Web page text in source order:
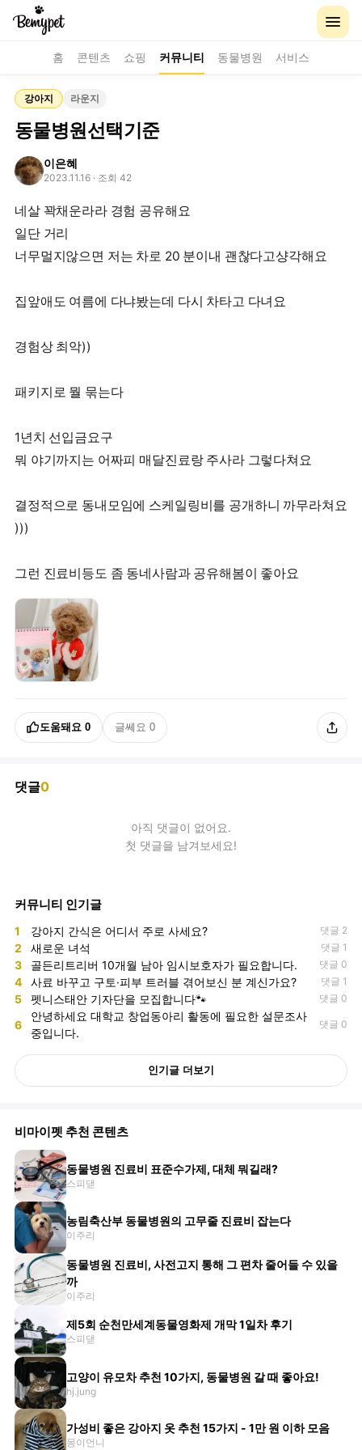
홈 콘텐츠 쇼핑 커뮤니티 동물병원 서비스
강아지 라운지
동물병원선택기준
이은혜
2023.11.16 · 조회 42
네살 꽉채운라라 경험 공유해요
일단 거리
너무멀지않으면 저는 차로 20 분이내 괜찮다고샹각해요
집앞애도 여름에 다냐봤는데 다시 차타고 다녀요
경험상 최악))
패키지로 뭘 묶는다
1년치 선입금요구
뭐 야기까지는 어짜피 매달진료랑 주사라 그렇다쳐요
결정적으로 동내모임에 스케일링비를 공개하니 까무라쳐요
)))
그런 진료비등도 좀 동네사람과 공유해봄이 좋아요
도움돼요 0 글쎄요 0
댓글0
아직 댓글이 없어요.
첫 댓글을 남겨보세요!
커뮤니티 인기글
1 강아지 간식은 어디서 주로 사세요? 댓글 2
2 새로운 녀석 댓글 1
3 골든리트리버 10개월 남아 임시보호자가 필요합니다. 댓글 0
4 사료 바꾸고 구토·피부 트러블 겪어보신 분 계신가요? 댓글 1
5 펫니스태안 기자단을 모집합니다🐾 댓글 0
6
안녕하세요 대학교 창업동아리 활동에 필요한 설문조사
중입니다.
댓글 0
인기글 더보기
비마이펫 추천 콘텐츠
동물병원 진료비 표준수가제, 대체 뭐길래?
스피댇
농림축산부 동물병원의 고무줄 진료비 잡는다
이주리
동물병원 진료비, 사전고지 통해 그 편차 줄어들 수 있을
까
이주리
제5회 순천만세계동물영화제 개막 1일차 후기
스피댇
고양이 유모차 추천 10가지, 동물병원 갈 때 좋아요!
hj.jung
가성비 좋은 강아지 옷 추천 15가지 - 1만 원 이하 모음
몽이언니